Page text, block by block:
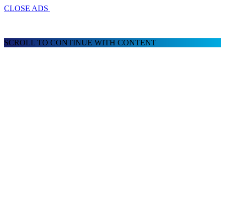
CLOSE ADS
SCROLL TO CONTINUE WITH CONTENT